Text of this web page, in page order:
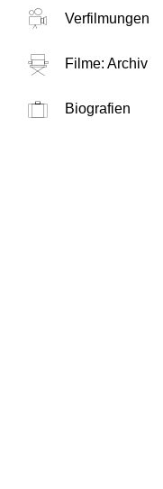
Verfilmungen
Filme: Archiv
Biografien